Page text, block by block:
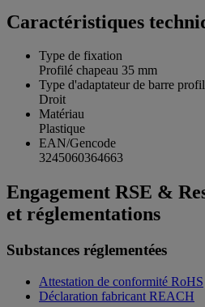
Caractéristiques
Type de fixation
Profilé chapeau 35 mm
Type d'adaptateur de barre
Droit
Matériau
Plastique
EAN/Gencode
3245060364663
Engagement RSE &
et réglementations
Substances réglementées
Attestation de conformité RoHS
Déclaration fabricant REACH